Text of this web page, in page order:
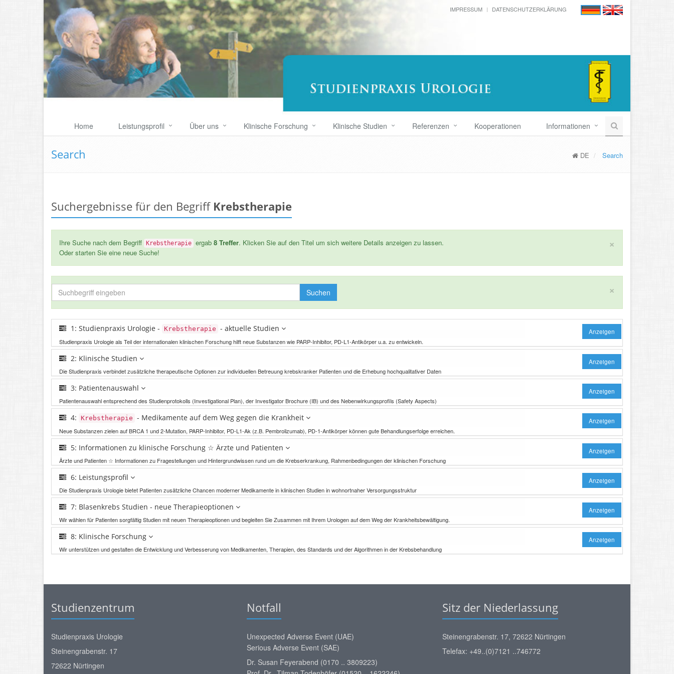
IMPRESSUM DATENSCHUTZERKLÄRUNG
Home Leistungsprofil Über uns Klinische Forschung Klinische Studien Referenzen Kooperationen Informationen
Search DE Search
Suchergebnisse für den Begriff Krebstherapie
×
Ihre Suche nach dem Begriff Krebstherapie ergab 8 Treffer. Klicken Sie auf den Titel um sich weitere Details anzeigen zu lassen.
Oder starten Sie eine neue Suche!
×
Suchen
1: Studienpraxis Urologie - Krebstherapie - aktuelle Studien
Studienpraxis Urologie als Teil der internationalen klinischen Forschung hilft neue Substanzen wie PARP-Inhibitor, PD-L1-Antikörper u.a. zu entwickeln.
Anzeigen
2: Klinische Studien
Die Studienpraxis verbindet zusätzliche therapeutische Optionen zur individuellen Betreuung krebskranker Patienten und die Erhebung hochqualitativer Daten
Anzeigen
3: Patientenauswahl
Patientenauswahl entsprechend des Studienprotokolls (Investigational Plan), der Investigator Brochure (IB) und des Nebenwirkungsprofils (Safety Aspects)
Anzeigen
4: Krebstherapie - Medikamente auf dem Weg gegen die Krankheit
Neue Substanzen zielen auf BRCA 1 und 2-Mutation, PARP-Inhibitor, PD-L1-Ak (z.B. Pembrolizumab), PD-1-Antikörper können gute Behandlungserfolge erreichen.
Anzeigen
5: Informationen zu klinische Forschung ☆ Ärzte und Patienten
Ärzte und Patienten ☆ Informationen zu Fragestellungen und Hintergrundwissen rund um die Krebserkrankung, Rahmenbedingungen der klinischen Forschung
Anzeigen
6: Leistungsprofil
Die Studienpraxis Urologie bietet Patienten zusätzliche Chancen moderner Medikamente in klinischen Studien in wohnortnaher Versorgungsstruktur
Anzeigen
7: Blasenkrebs Studien - neue Therapieoptionen
Wir wählen für Patienten sorgfältig Studien mit neuen Therapieoptionen und begleiten Sie Zusammen mit Ihrem Urologen auf dem Weg der Krankheitsbewältigung.
Anzeigen
8: Klinische Forschung
Wir unterstützen und gestalten die Entwicklung und Verbesserung von Medikamenten, Therapien, des Standards und der Algorithmen in der Krebsbehandlung
Anzeigen
Studienzentrum
Studienpraxis Urologie
Steinengrabenstr. 17
72622 Nürtingen
Notfall
Unexpected Adverse Event (UAE)
Serious Adverse Event (SAE)
Dr. Susan Feyerabend (0170 .. 3809223)
Sitz der Niederlassung
Steinengrabenstr. 17, 72622 Nürtingen
Telefax: +49..(0)7121 ..746772